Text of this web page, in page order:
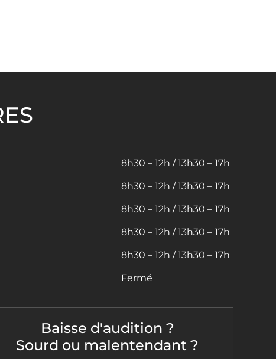
8h30 – 12h / 13h30 – 17h
8h30 – 12h / 13h30 – 17h
8h30 – 12h / 13h30 – 17h
8h30 – 12h / 13h30 – 17h
8h30 – 12h / 13h30 – 17h
Fermé
Baisse d'audition ?
Sourd ou malentendant ?